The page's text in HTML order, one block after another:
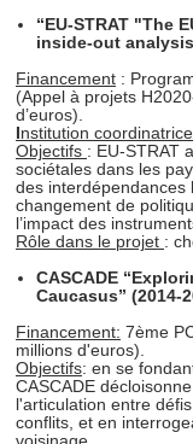
“EU-STRAT "The
inside-out
Financement :
(Appel à projets
d’euros).
nstitution coordinatrice
Objectifs : EU-STRAT
sociétales dans les
des interdépendances
changement de
l’impact des
Rôle dans le projet :
CASCADE
Caucasus” (2014-
Financement: 7ème
millions d'euros).
Objectifs: en se
CASCADE
l'articulation entre
conflits, et en